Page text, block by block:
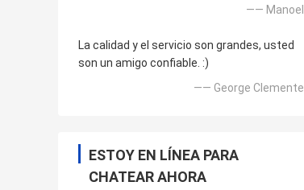
—— Manoel
La calidad y el servicio son grandes, usted
son un amigo confiable. :)
—— George Clemente
ESTOY EN LÍNEA PARA
CHATEAR AHORA